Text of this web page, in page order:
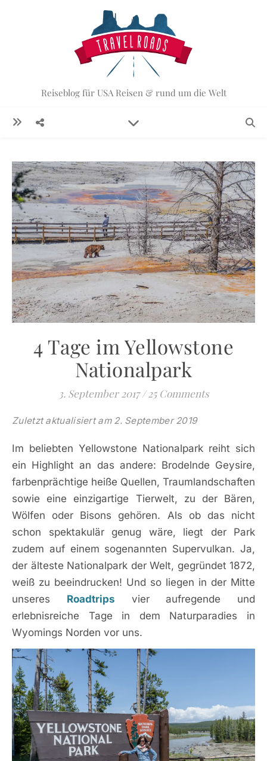
Reiseblog für USA Reisen & rund um die Welt
4 Tage im Yellowstone
Nationalpark
3. September 2017 / 25 Comments
Zuletzt aktualisiert am 2. September 2019
Im beliebten Yellowstone Nationalpark reiht sich
ein Highlight an das andere: Brodelnde Geysire,
farbenprächtige heiße Quellen, Traumlandschaften
sowie eine einzigartige Tierwelt, zu der Bären,
Wölfen oder Bisons gehören. Als ob das nicht
schon spektakulär genug wäre, liegt der Park
zudem auf einem sogenannten Supervulkan. Ja,
der älteste Nationalpark der Welt, gegründet 1872,
weiß zu beeindrucken! Und so liegen in der Mitte
unseres Roadtrips vier aufregende und
erlebnisreiche Tage in dem Naturparadies in
Wyomings Norden vor uns.